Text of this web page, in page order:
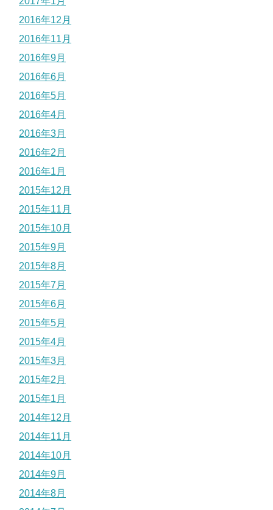
2016年12月
2016年11月
2016年9月
2016年6月
2016年5月
2016年4月
2016年3月
2016年2月
2016年1月
2015年12月
2015年11月
2015年10月
2015年9月
2015年8月
2015年7月
2015年6月
2015年5月
2015年4月
2015年3月
2015年2月
2015年1月
2014年12月
2014年11月
2014年10月
2014年9月
2014年8月